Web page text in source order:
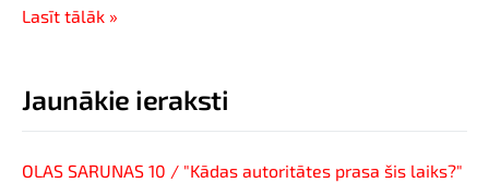
Jaunākie ieraksti
OLAS SARUNAS 10 / "Kādas autoritātes prasa šis laiks?"
Lasīt tālāk »